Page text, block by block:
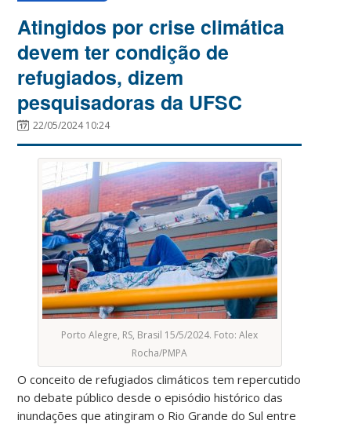
Atingidos por crise climática
devem ter condição de
refugiados, dizem
pesquisadoras da UFSC
22/05/2024 10:24
Porto Alegre, RS, Brasil 15/5/2024. Foto: Alex
Rocha/PMPA
O conceito de refugiados climáticos tem repercutido
no debate público desde o episódio histórico das
inundações que atingiram o Rio Grande do Sul entre